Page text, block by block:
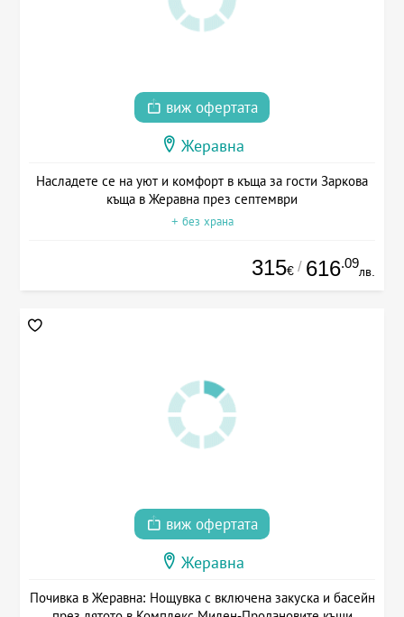
виж офертата
Жеравна
Насладете се на уют и комфорт в къща за гости Заркова
къща в Жеравна през септември
+ без храна
315€ / 616.09
лв.
виж офертата
Жеравна
Почивка в Жеравна: Нощувка с включена закуска и басейн